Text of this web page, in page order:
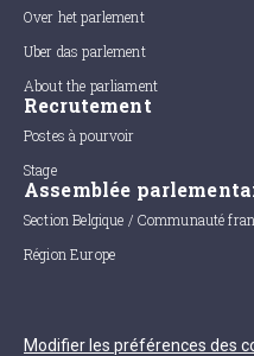
Over het parlement
Uber das parlement
About the parliament
Recrutement
Postes à pourvoir
Stage
Assemblée
Section Belgique / Communauté
Région Europe
Modifier les préférences des